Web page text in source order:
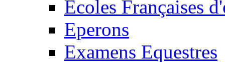
Écoles Françaises
Eperons
Examens Equestres